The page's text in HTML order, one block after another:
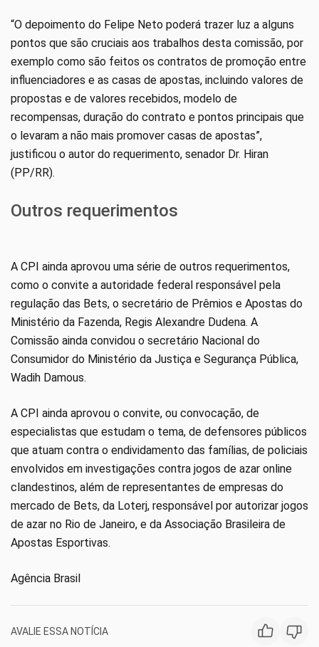
“O depoimento do Felipe Neto poderá trazer luz a alguns
pontos que são cruciais aos trabalhos desta comissão, por
exemplo como são feitos os contratos de promoção entre
influenciadores e as casas de apostas, incluindo valores de
propostas e de valores recebidos, modelo de
recompensas, duração do contrato e pontos principais que
o levaram a não mais promover casas de apostas”,
justificou o autor do requerimento, senador Dr. Hiran
(PP/RR).
Outros requerimentos
A CPI ainda aprovou uma série de outros requerimentos,
como o convite a autoridade federal responsável pela
regulação das Bets, o secretário de Prêmios e Apostas do
Ministério da Fazenda, Regis Alexandre Dudena. A
Comissão ainda convidou o secretário Nacional do
Consumidor do Ministério da Justiça e Segurança Pública,
Wadih Damous.
A CPI ainda aprovou o convite, ou convocação, de
especialistas que estudam o tema, de defensores públicos
que atuam contra o endividamento das famílias, de policiais
envolvidos em investigações contra jogos de azar online
clandestinos, além de representantes de empresas do
mercado de Bets, da Loterj, responsável por autorizar jogos
de azar no Rio de Janeiro, e da Associação Brasileira de
Apostas Esportivas.
Agência Brasil
AVALIE ESSA NOTÍCIA